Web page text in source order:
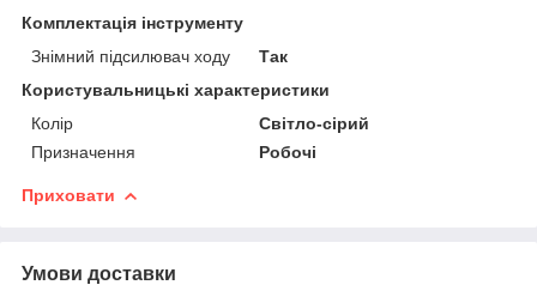
Комплектація інструменту
Знімний підсилювач ходу
Так
Користувальницькі характеристики
Колір
Світло-сірий
Призначення
Робочі
Приховати
Умови доставки